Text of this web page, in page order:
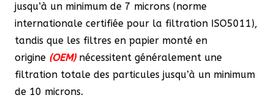
jusqu’à un minimum de 7 microns (norme
internationale certifiée pour la filtration ISO5011),
tandis que les filtres en papier monté en
origine (OEM)nécessitent généralement une
filtration totale des particules jusqu’à un minimum
de 10 microns.